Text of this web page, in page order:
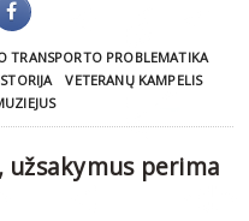
TRANSPORTO PROBLEMATIKA
VETERANŲ KAMPELIS
užsakymus perima